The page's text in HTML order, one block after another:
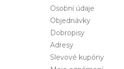
Osobní údaje
Objednávky
Dobropisy
Adresy
Slevové kupóny